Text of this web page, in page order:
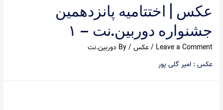
عکس | اختتامیه پانزدهمین
جشنواره دوربین.نت – ۱
Leave a Comment
/عکس/ By
دوربین.نت
عکس : امیر گلی پور